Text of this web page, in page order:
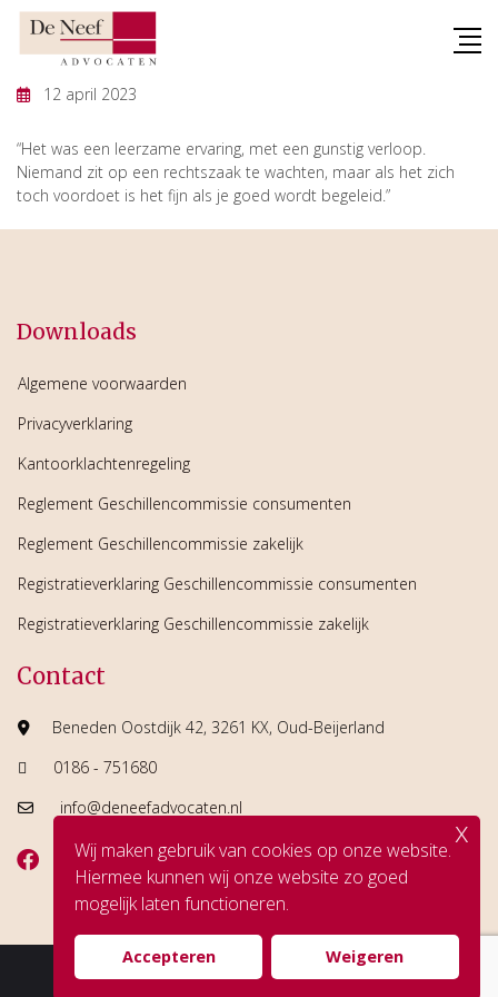
Skip
12 april 2023
“Het was een leerzame ervaring, met een gunstig verloop.
Niemand zit op een rechtszaak te wachten, maar als het zich
toch voordoet is het fijn als je goed wordt begeleid.”
Downloads
Algemene voorwaarden
Privacyverklaring
Kantoorklachtenregeling
Reglement Geschillencommissie consumenten
Reglement Geschillencommissie zakelijk
Registratieverklaring Geschillencommissie consumenten
Registratieverklaring Geschillencommissie zakelijk
Contact
Beneden Oostdijk 42, 3261 KX, Oud-Beijerland
0186 - 751680
info@deneefadvocaten.nl
© Copyright De Neef Advocaten
Wij maken gebruik van cookies op onze website.
Hiermee kunnen wij onze website zo goed
mogelijk laten functioneren.
Accepteren Weigeren
x